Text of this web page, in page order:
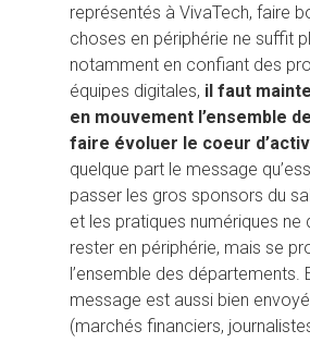
représentés à VivaTech, faire
choses en périphérie ne suffit
notamment en confiant des
équipes digitales, il faut
en mouvement l’ensemble
faire évoluer le coeur
quelque part le message
passer les gros sponsors du
et les pratiques numériques ne
rester en périphérie, mais se
l’ensemble des départements.
message est aussi bien
(marchés financiers,